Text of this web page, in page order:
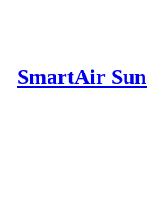
תנור חימום אינפרא אדום SmartAir Sun